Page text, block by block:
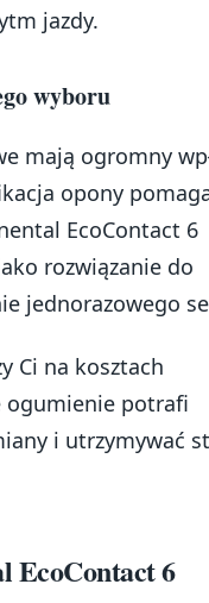
jazdy.
wyboru
mają ogromny
opony
EcoContact 6
rozwiązanie do
jednorazowego
Ci na kosztach
ogumienie potrafi
i utrzymywać
EcoContact 6